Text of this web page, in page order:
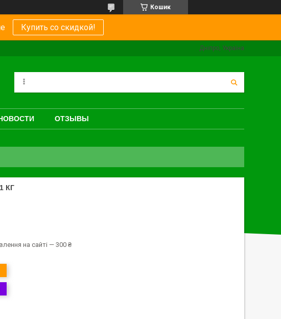
Кошик
Купить со скидкой!
Дніпро, Україна
ОТЗЫВЫ
КГ
на сайті — 300 ₴